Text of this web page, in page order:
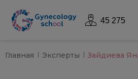
45 275
Главная Эксперты Зайдиева